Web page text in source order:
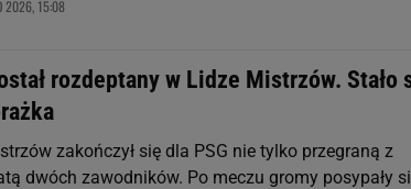
2026, 15:08
rozdeptany w Lidze Mistrzów. Stało
zakończył się dla PSG nie tylko przegraną z
dwóch zawodników. Po meczu gromy posypały